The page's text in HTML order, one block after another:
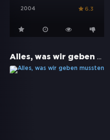
2004 6.3
Alles, was wir geben mussten